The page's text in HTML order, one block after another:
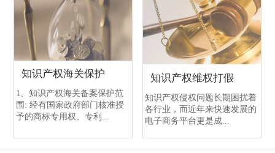
香港中国银行开户
香港中行与国内中行开户的不同点
中国银行开户手续
中银香港银行开户所需文件
香港渣打银行与国内渣打银行区别
渣打银行开户流程
香港渣打银行与国内渣打银行开户情况
香港渣打银行开户指南
渣打银行开户资料
恒生银行开户
香港恒生银行介绍
知识产权海关保护
1、知识产权海关备案保护范
围: 经有国家政府部门核准授
予的商标专用权、专利...
知识产权维权打假
知识产权侵权问题长期困扰着
各行业，而近年来快速发展的
电子商务平台更是成...